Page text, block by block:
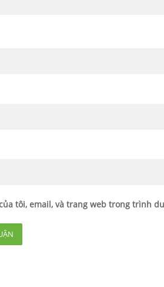
tôi, email, và trang web trong trình